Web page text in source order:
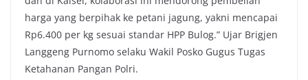
harga yang berpihak ke petani jagung, yakni mencapai
Rp6.400 per kg sesuai standar HPP Bulog.” Ujar Brigjen
Langgeng Purnomo selaku Wakil Posko Gugus Tugas
Ketahanan Pangan Polri.